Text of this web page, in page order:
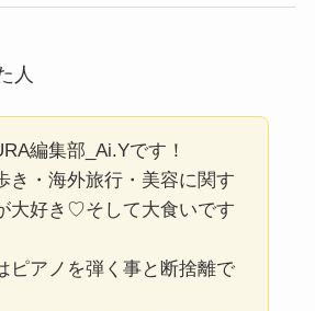
人
編集部_Ai.Yです！
き・海外旅行・美容に関す
大好き♡そして大食いです
ピアノを弾く事と断捨離で